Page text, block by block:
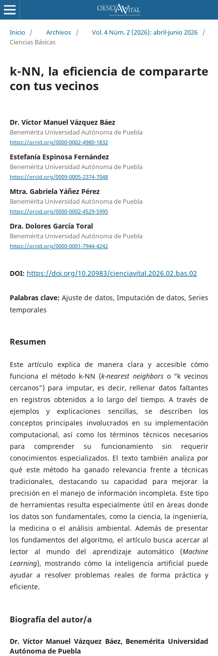
Inicio / Archivos / Vol. 4 Núm. 2 (2026): abril-junio 2026
/
Ciencias Básicas
k-NN, la eficiencia de compararte
con tus vecinos
Dr. Víctor Manuel Vázquez Báez
Benemérita Universidad Autónoma de Puebla
https://orcid.org/0000-0002-4980-1832
Estefanía Espinosa Fernández
Benemérita Universidad Autónoma de Puebla
https://orcid.org/0009-0005-2374-7048
Mtra. Gabriela Yáñez Pérez
Benemérita Universidad Autónoma de Puebla
https://orcid.org/0000-0002-4529-5995
Dra. Dolores García Toral
Benemérita Universidad Autónoma de Puebla
https://orcid.org/0000-0001-7944-4242
DOI: https://doi.org/10.20983/cienciavital.2026.02.bas.02
Palabras clave:Ajuste de datos, Imputación de datos, Series
temporales
Resumen
Este artículo explica de manera clara y accesible cómo
funciona el método k-NN (k-nearest neighborso “k vecinos
cercanos”) para imputar, es decir, rellenar datos faltantes
en registros obtenidos a lo largo del tiempo. A través de
ejemplos y explicaciones sencillas, se describen los
conceptos principales involucrados en su implementación
computacional, así como los términos técnicos necesarios
para comprender su funcionamiento sin requerir
conocimientos especializados. El texto también analiza por
qué este método ha ganado relevancia frente a técnicas
tradicionales, destacando su capacidad para mejorar la
precisión en el manejo de información incompleta. Este tipo
de herramientas resulta especialmente útil en áreas donde
los datos son fundamentales, como la ciencia, la ingeniería,
la medicina o el análisis ambiental. Además de presentar
los fundamentos del algoritmo, el artículo busca acercar al
lector al mundo del aprendizaje automático (Machine
Learning), mostrando cómo la inteligencia artificial puede
ayudar a resolver problemas reales de forma práctica y
eficiente.
Biografía del autor/a
Dr. Víctor Manuel Vázquez Báez, Benemérita Universidad
Autónoma de Puebla